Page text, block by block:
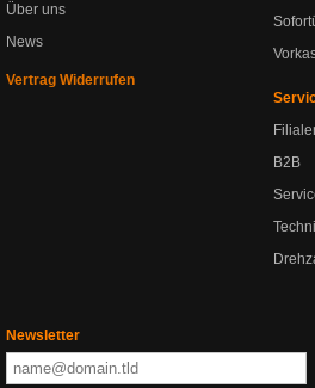
Über uns
News
Vertrag Widerrufen
B2B
Newsletter